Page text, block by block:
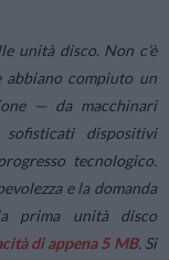
unità disco. Non c’è
abbiano compiuto un
— da macchinari
dispositivi
tecnologico.
e la domanda
prima unità disco
di appena 5 MB. Si